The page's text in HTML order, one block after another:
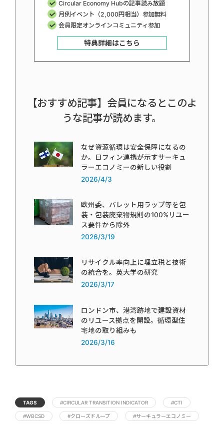
Circular Economy Hubの記事読み放題
月例イベント（2,000円相当）参加無料
会員限定オンラインコミュニティ参加
特典詳細はこちら
【おすすめ記事】会員になるとこのよ
うな記事が読めます。
なぜ資源循環は安全保障になるの
か。日フィン連携が示すサーキュ
ラーエコノミーの新しい役割
2026/4/3
欧州委、パレット用ラップ等を包
装・包装廃棄物規則の100%リユー
ス要件から除外
2026/3/19
リサイクル率向上に埋立税と技術
の統合を。英大学の研究
2026/3/17
ロンドン市、港湾跡地で建設資材
のリユース拠点を開設。循環型住
宅地の取り組みも
2026/3/16
TAGS #CIRCULAR TRANSITION INDICATOR #CTI
#WBCSD #クローズドループ #サーキュラーエコノミー